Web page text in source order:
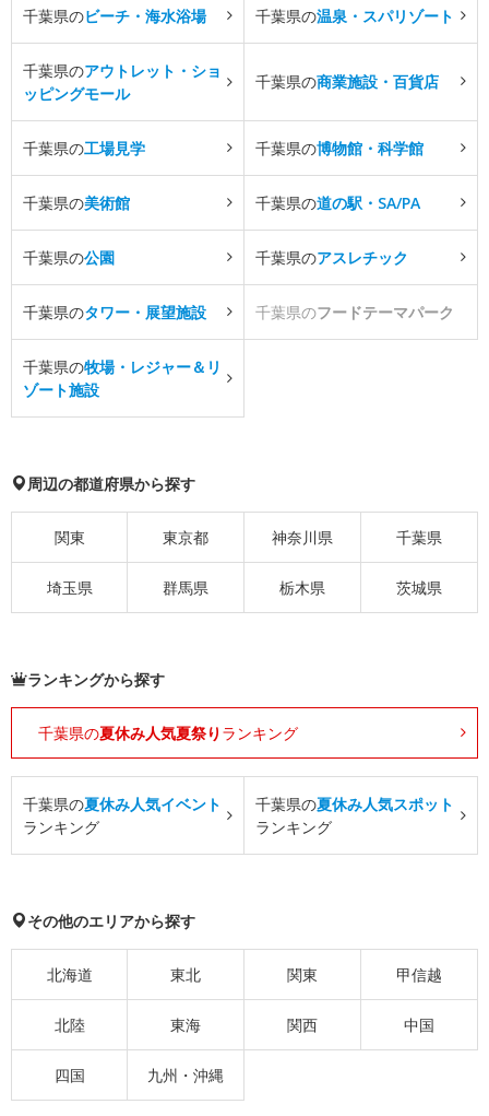
千葉県のビーチ・海水浴場 千葉県の温泉・スパリゾート
千葉県のアウトレット・ショ
ッピングモール
千葉県の商業施設・百貨店
千葉県の工場見学 千葉県の博物館・科学館
千葉県の美術館 千葉県の道の駅・SA/PA
千葉県の公園 千葉県のアスレチック
千葉県のタワー・展望施設 千葉県のフードテーマパーク
千葉県の牧場・レジャー＆リ
ゾート施設
周辺の都道府県から探す
関東 東京都 神奈川県 千葉県
埼玉県 群馬県 栃木県 茨城県
ランキングから探す
千葉県の夏休み人気夏祭り ランキング
千葉県の夏休み人気イベント
ランキング
千葉県の夏休み人気スポット
ランキング
その他のエリアから探す
北海道 東北 関東 甲信越
北陸 東海 関西 中国
四国 九州・沖縄